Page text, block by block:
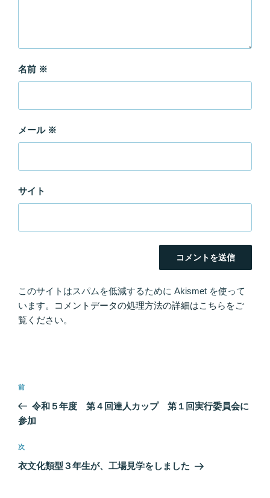
名前 ※
メール ※
サイト
このサイトはスパムを低減するために Akismet を使って
います。
コメントデータの処理方法の詳細はこちらをご
覧ください。
投
ナ
ゲ
ー
前
の
投
前
令和５年度 第４回達人カップ 第１回実行委員会に
参加
次
の
次
衣文化類型３年生が、工場見学をしました